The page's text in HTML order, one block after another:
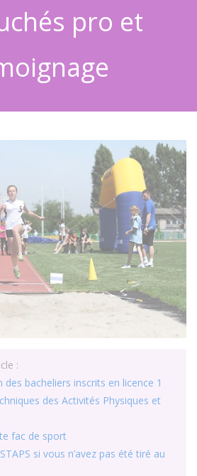
pro et
:
des bacheliers inscrits en licence 1
des Activités Physiques et
fac de sport
si vous n’avez pas été tiré au